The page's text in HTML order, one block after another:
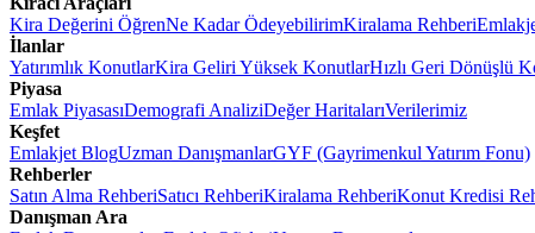
Kira Değerini ÖğrenNe Kadar ÖdeyebilirimKiralama Rehberi
İlanlar
Yatırımlık KonutlarKira Geliri Yüksek KonutlarHızlı Geri Dönüşlü
Piyasa
Emlak PiyasasıDemografi AnaliziDeğer HaritalarıVerilerimiz
Keşfet
Emlakjet BlogUzman DanışmanlarGYF (Gayrimenkul Yatırım Fonu)
Rehberler
Satın Alma RehberiSatıcı RehberiKiralama RehberiKonut Kredisi
Danışman Ara